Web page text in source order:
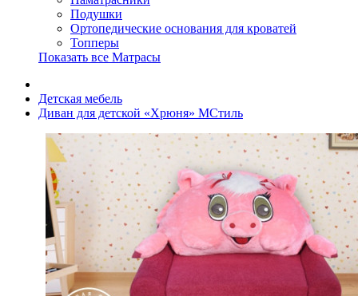
Подушки
Ортопедические основания для кроватей
Топперы
Показать все Матрасы
Детская мебель
Диван для детской «Хрюня» МСтиль